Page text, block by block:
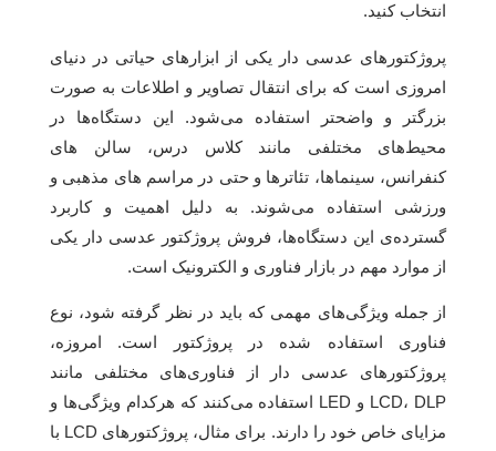
انتخاب کنید.
پروژکتورهای عدسی دار یکی از ابزارهای حیاتی در دنیای
امروزی است که برای انتقال تصاویر و اطلاعات به صورت
بزرگتر و واضحتر استفاده می‌شود. این دستگاه‌ها در
محیط‌های مختلفی مانند کلاس درس، سالن های
کنفرانس، سینماها، تئاترها و حتی در مراسم های مذهبی و
ورزشی استفاده می‌شوند. به دلیل اهمیت و کاربرد
گسترده‌ی این دستگاه‌ها، فروش پروژکتور عدسی دار یکی
از موارد مهم در بازار فناوری و الکترونیک است.
از جمله ویژگی‌های مهمی که باید در نظر گرفته شود، نوع
فناوری استفاده شده در پروژکتور است. امروزه،
پروژکتورهای عدسی دار از فناوری‌های مختلفی مانند
LCD، DLP و LED استفاده می‌کنند که هرکدام ویژگی‌ها و
مزایای خاص خود را دارند. برای مثال، پروژکتورهای LCD با